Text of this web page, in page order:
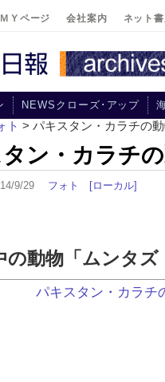
Ｙページ 会社案内 ネット
NEWSクローズ･アップ
ト > パキスタン・カラチの
ン・カラチ
9/29 フォト [ローカル]
の動物「ムンタ